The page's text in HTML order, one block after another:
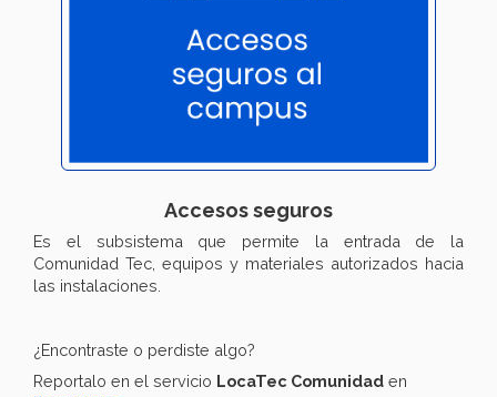
Accesos seguros
Es el subsistema que permite la entrada de la
Comunidad Tec, equipos y materiales autorizados hacia
las instalaciones.
¿Encontraste o perdiste algo?
Reportalo en el servicio LocaTec Comunidad en